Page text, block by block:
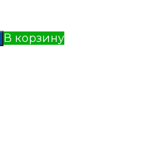
В корзину